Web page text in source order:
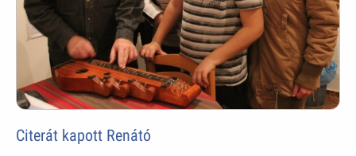
Citerát kapott Renátó